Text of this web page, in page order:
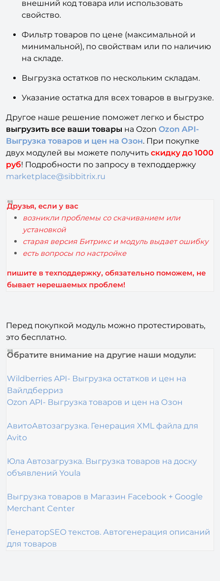
внешний код товара или использовать
свойство.
Фильтр товаров по цене (максимальной и
минимальной), по свойствам или по наличию
на складе.
Выгрузка остатков по нескольким складам.
Указание остатка для всех товаров в выгрузке.
Другое наше решение поможет легко и быстро
выгрузить все ваши товары на Ozon Ozon API-
Выгрузка товаров и цен на Озон. При покупке
двух модулей вы можете получить скидку до 1000
руб! Подробности по запросу в техподдержку
marketplace@sibbitrix.ru
Друзья, если у вас
возникли проблемы со скачиванием или
установкой
старая версия Битрикс и модуль выдает ошибку
есть вопросы по настройке
пишите в техподдержку, обязательно поможем, не
бывает нерешаемых проблем!
Перед покупкой модуль можно протестировать,
это бесплатно.
Обратите внимание на другие наши модули:
Wildberries API- Выгрузка остатков и цен на
Вайлдберриз
Ozon API- Выгрузка товаров и цен на Озон
АвитоАвтозагрузка. Генерация XML файла для
Avito
Юла Автозагрузка. Выгрузка товаров на доску
объявлений Youla
Выгрузка товаров в Магазин Facebook + Google
Merchant Center
ГенераторSEO текстов. Автогенерация описаний
для товаров